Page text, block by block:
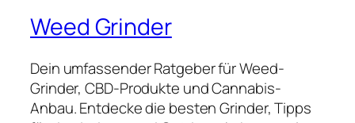
Weed Grinder
Dein umfassender Ratgeber für Weed-
Grinder, CBD-Produkte und Cannabis-
Anbau. Entdecke die besten Grinder, Tipps